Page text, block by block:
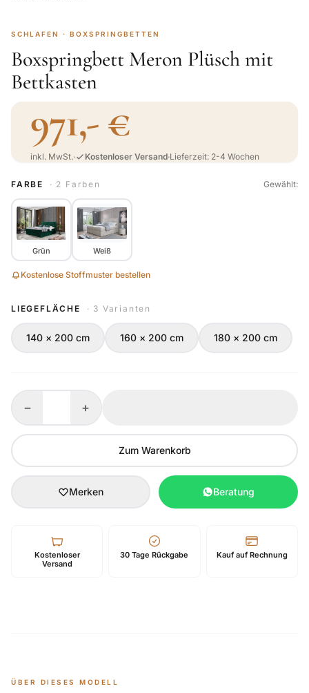
SCHLAFEN · BOXSPRINGBETTEN
Boxspringbett Meron Plüsch mit
Bettkasten
971,- €
inkl. MwSt.· Kostenloser Versand·Lieferzeit: 2-4 Wochen
FARBE · 2 Farben Gewählt:
Grün Weiß
Kostenlose Stoffmuster bestellen
LIEGEFLÄCHE · 3 Varianten
140 × 200 cm 160 × 200 cm 180 × 200 cm
− +
Zum Warenkorb
Merken Beratung
Kostenloser
Versand
30 Tage Rückgabe Kauf auf Rechnung
ÜBER DIESES MODELL